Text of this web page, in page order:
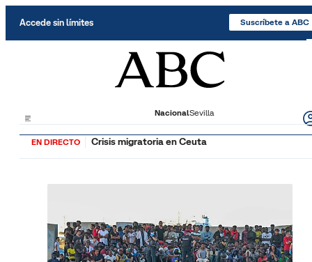
Accede sin límites Suscríbete a ABC
NacionalSevilla
EN DIRECTO Crisis migratoria en Ceuta